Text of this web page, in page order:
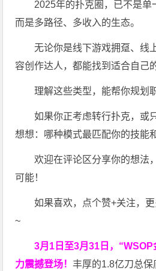
2025年的扑克圈，已不是单
而是多路径、多收入的生态。
无论你是线下游戏拥趸、线
容创作达人，都能找到适合自己
理解这些类型，能帮你规划
如果你正考虑转行扑克，或
想想：哪种模式最匹配你的技能
欢迎在评论区分享你的想法
可能！
如果喜欢，点个赞+关注，
~
3月1日至3月31日，
力震撼登场！丰厚的1.8亿刀总